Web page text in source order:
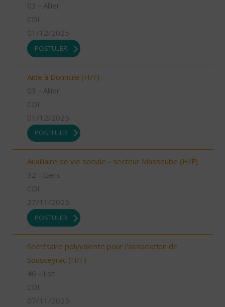
03 - Allier
CDI
01/12/2025
POSTULER
Aide à Domicile (H/F)
03 - Allier
CDI
01/12/2025
POSTULER
Auxiliaire de vie sociale - secteur Masseube (H/F)
32 - Gers
CDI
27/11/2025
POSTULER
Secrétaire polyvalente pour l'association de
Sousceyrac (H/F)
46 - Lot
CDI
07/11/2025